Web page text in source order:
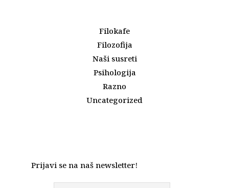
Filokafe
Filozofija
Naši susreti
Psihologija
Razno
Uncategorized
Prijavi se na naš newsletter!